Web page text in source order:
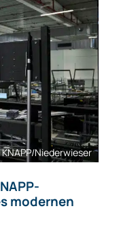
Niederwieser
modernen